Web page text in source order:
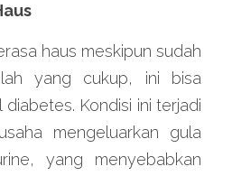
haus meskipun sudah
yang cukup, ini bisa
Kondisi ini terjadi
mengeluarkan gula
yang menyebabkan